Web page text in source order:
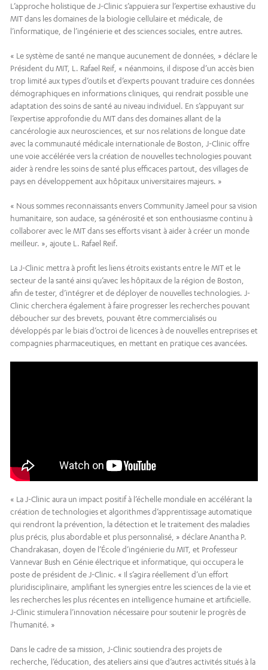
L’approche holistique de J-Clinic s’appuiera sur l’expertise exhaustive du
MIT dans les domaines de la biologie cellulaire et médicale, de
l’informatique, de l’ingénierie et des sciences sociales, entre autres.
« Le système de santé ne manque aucunement de données, » déclare le
Président du MIT, L. Rafael Reif, « néanmoins, il dispose d’un accès bien
trop limité aux types d’outils et d’experts pouvant traduire ces données
démographiques en informations cliniques, qui rendrait possible une
adaptation des soins de santé au niveau individuel. En s’appuyant sur
l’expertise approfondie du MIT dans des domaines allant de la
cancérologie aux neurosciences, et sur nos relations de longue date
avec la communauté médicale internationale de Boston, J-Clinic offre
une voie accélérée vers la création de nouvelles technologies pouvant
aider à rendre les soins de santé plus efficaces partout, des villages de
pays en développement aux hôpitaux universitaires majeurs. »
« Nous sommes reconnaissants envers Community Jameel pour sa vision
humanitaire, son audace, sa générosité et son enthousiasme continu à
collaborer avec le MIT dans ses efforts visant à aider à créer un monde
meilleur. », ajoute L. Rafael Reif.
La J-Clinic mettra à profit les liens étroits existants entre le MIT et le
secteur de la santé ainsi qu’avec les hôpitaux de la région de Boston,
afin de tester, d’intégrer et de déployer de nouvelles technologies. J-
Clinic cherchera également à faire progresser les recherches pouvant
déboucher sur des brevets, pouvant être commercialisés ou
développés par le biais d’octroi de licences à de nouvelles entreprises et
compagnies pharmaceutiques, en mettant en pratique ces avancées.
« La J-Clinic aura un impact positif à l’échelle mondiale en accélérant la
création de technologies et algorithmes d’apprentissage automatique
qui rendront la prévention, la détection et le traitement des maladies
plus précis, plus abordable et plus personnalisé, » déclare Anantha P.
Chandrakasan, doyen de l’École d’ingénierie du MIT, et Professeur
Vannevar Bush en Génie électrique et informatique, qui occupera le
poste de président de J-Clinic. « Il s’agira réellement d’un effort
pluridisciplinaire, amplifiant les synergies entre les sciences de la vie et
les recherches les plus récentes en intelligence humaine et artificielle.
J-Clinic stimulera l’innovation nécessaire pour soutenir le progrès de
l’humanité. »
Dans le cadre de sa mission, J-Clinic soutiendra des projets de
recherche, l’éducation, des ateliers ainsi que d’autres activités situés à la